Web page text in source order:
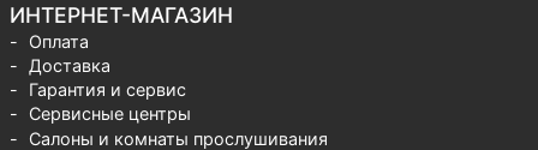
ИНТЕРНЕТ-МАГАЗИН
Оплата
Доставка
Гарантия и сервис
Сервисные центры
Салоны и комнаты прослушивания